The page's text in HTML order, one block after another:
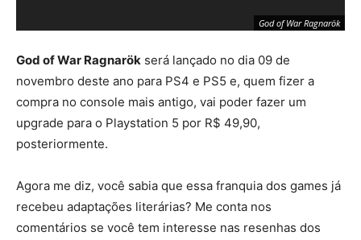
God of War Ragnarök
God of War Ragnarök
God of War Ragnarök será lançado no dia 09 de
novembro deste ano para PS4 e PS5 e, quem fizer a
compra no console mais antigo, vai poder fazer um
upgrade para o Playstation 5 por R$ 49,90,
posteriormente.
Agora me diz, você sabia que essa franquia dos games já
recebeu adaptações literárias? Me conta nos
comentários se você tem interesse nas resenhas dos